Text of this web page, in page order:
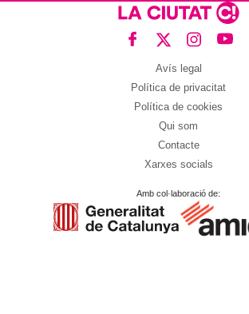
Avís legal
Política de privacitat
Política de cookies
Qui som
Contacte
Xarxes socials
Amb col·laboració de: